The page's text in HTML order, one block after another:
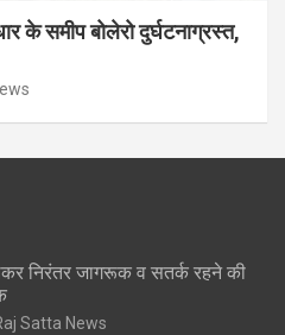
के समीप बोलेरो दुर्घटनाग्रस्त,
निरंतर जागरूक व सतर्क रहने की
Satta News